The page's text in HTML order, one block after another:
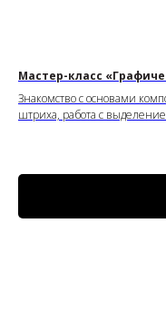
Мастер-класс
Знакомство с основами
штриха, работа с